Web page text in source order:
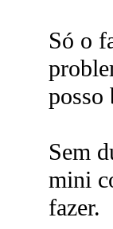
Só o
posso
Sem
mini
fazer.